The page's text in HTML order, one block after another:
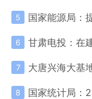
5 国家能源局：
6 甘肃电投：在
7 大唐兴海大基
8 国家统计局：